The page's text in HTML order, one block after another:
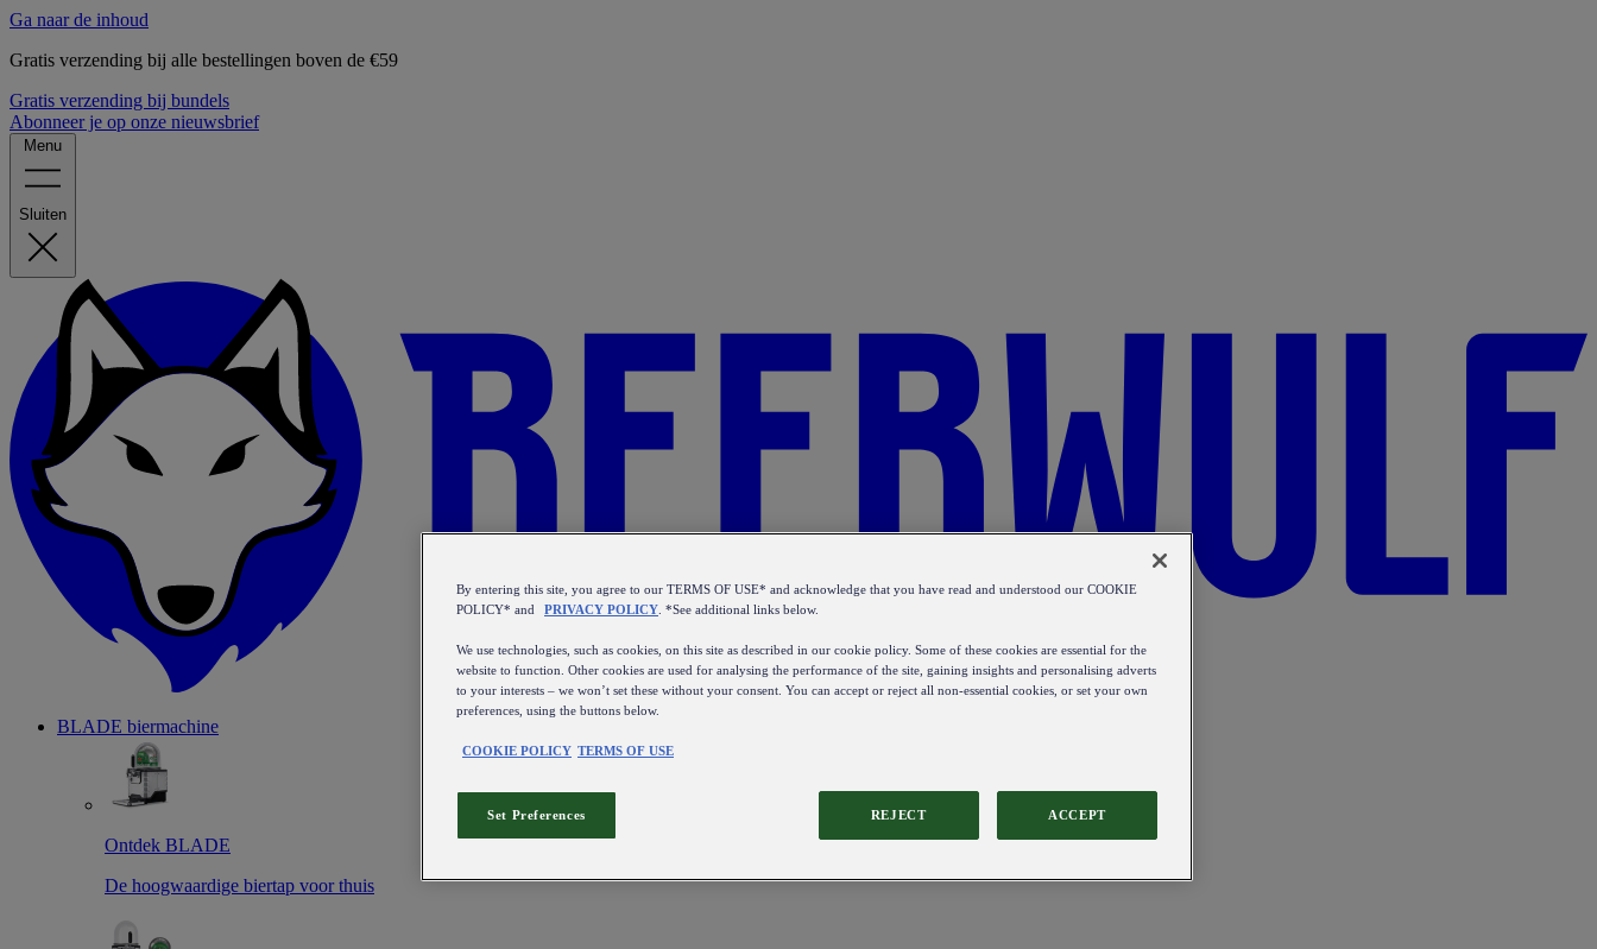
Ga naar de inhoud
Gratis verzending bij alle bestellingen boven de €59
Gratis verzending bij bundels
Abonneer je op onze nieuwsbrief
Menu
Sluiten
BLADE biermachine
Ontdek BLADE
De hoogwaardige biertap voor thuis
By entering this site, you agree to our TERMS OF USE* and acknowledge that you have read and understood our COOKIE
POLICY* and
PRIVACY POLICY . *See additional links below.
We use technologies, such as cookies, on this site as described in our cookie policy. Some of these cookies are essential for the
website to function. Other cookies are used for analysing the performance of the site, gaining insights and personalising adverts
to your interests – we won’t set these without your consent. You can accept or reject all non-essential cookies, or set your own
preferences, using the buttons below.
COOKIE POLICY TERMS OF USE
REJECT ACCEPT
Set Preferences